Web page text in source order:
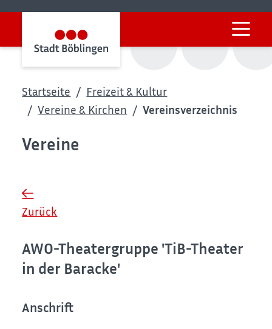
Startseite
Freizeit & Kultur
Vereine & Kirchen
Vereinsverzeichnis
Vereine
Zurück
AWO-Theatergruppe 'TiB-Theater
in der Baracke'
Anschrift